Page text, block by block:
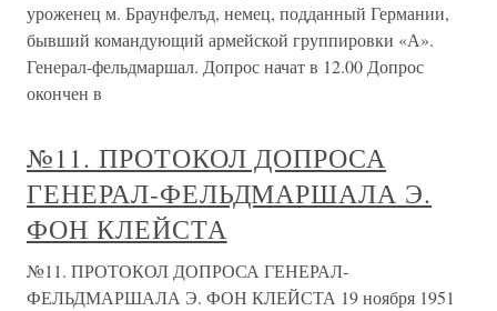
уроженец м. Браунфелъд, немец, подданный Германии,
бывший командующий армейской группировки «А».
Генерал-фельдмаршал. Допрос начат в 12.00 Допрос
окончен в
№11. ПРОТОКОЛ ДОПРОСА
ГЕНЕРАЛ-ФЕЛЬДМАРШАЛА Э.
ФОН КЛЕЙСТА
№11. ПРОТОКОЛ ДОПРОСА ГЕНЕРАЛ-
ФЕЛЬДМАРШАЛА Э. ФОН КЛЕЙСТА 19 ноября 1951